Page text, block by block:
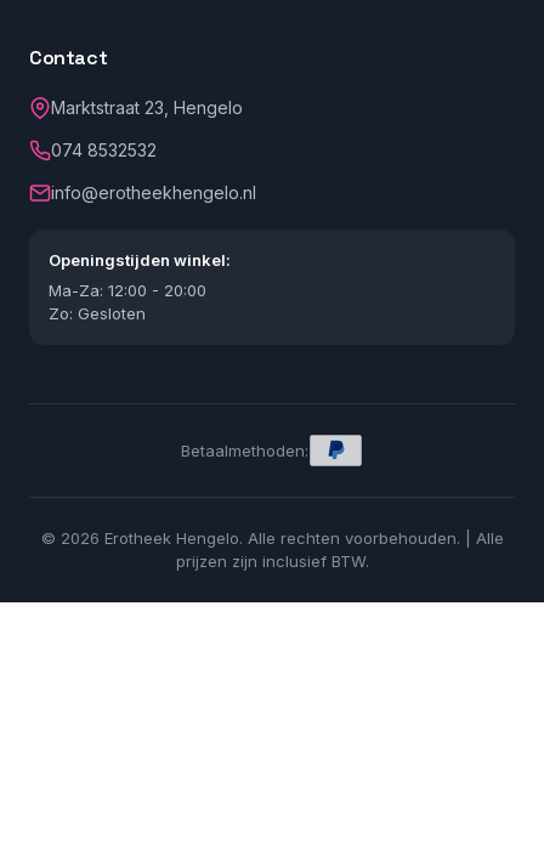
Contact
Marktstraat 23, Hengelo
074 8532532
info@erotheekhengelo.nl
Openingstijden winkel:
Ma-Za: 12:00 - 20:00
Zo: Gesloten
Betaalmethoden:
© 2026 Erotheek Hengelo. Alle rechten voorbehouden. | Alle
prijzen zijn inclusief BTW.